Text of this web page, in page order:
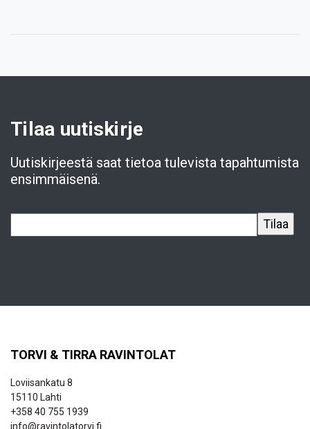
Tilaa uutiskirje
Uutiskirjeestä saat tietoa tulevista tapahtumista
ensimmäisenä.
TORVI & TIRRA RAVINTOLAT
Loviisankatu 8
15110 Lahti
+358 40 755 1939
info@ravintolatorvi.fi